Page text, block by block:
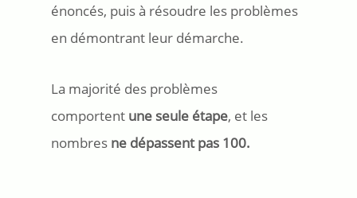
énoncés, puis à résoudre les problèmes
en démontrant leur démarche.
La majorité des problèmes
comportent une seule étape, et les
nombres ne dépassent pas 100.